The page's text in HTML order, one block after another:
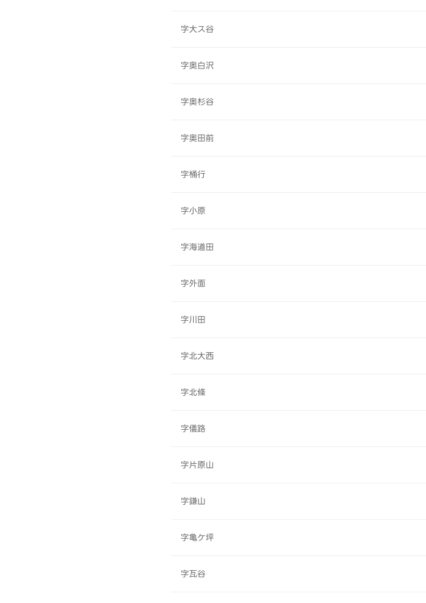
字大ス谷
字奥白沢
字奥杉谷
字奥田前
字桶行
字小原
字海道田
字外面
字川田
字北大西
字北條
字儀路
字片原山
字鎌山
字亀ケ坪
字瓦谷